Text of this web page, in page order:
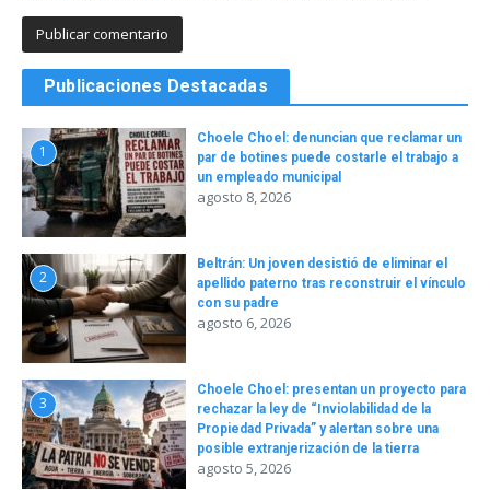
Publicaciones Destacadas
1
Choele Choel: denuncian que reclamar un
par de botines puede costarle el trabajo a
un empleado municipal
agosto 8, 2026
2
Beltrán: Un joven desistió de eliminar el
apellido paterno tras reconstruir el vínculo
con su padre
agosto 6, 2026
3
Choele Choel: presentan un proyecto para
rechazar la ley de “Inviolabilidad de la
Propiedad Privada” y alertan sobre una
posible extranjerización de la tierra
agosto 5, 2026